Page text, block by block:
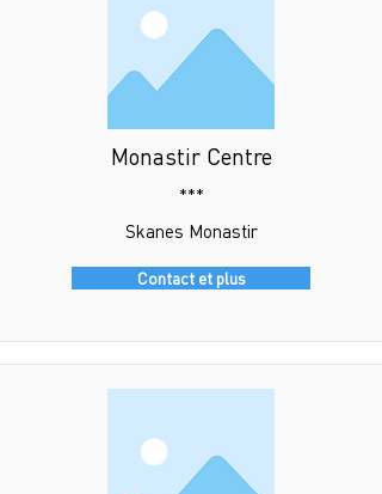
Monastir Centre
***
Skanes Monastir
Contact et plus